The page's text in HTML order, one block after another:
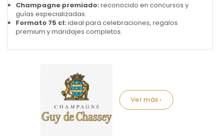
Champagne premiado: reconocido en concursos y
guías especializadas.
Formato 75 cl: ideal para celebraciones, regalos
premium y maridajes completos.